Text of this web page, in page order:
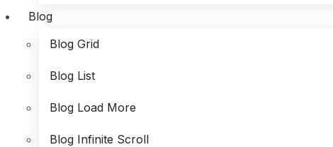
Blog
Blog Grid
Blog List
Blog Load More
Blog Infinite Scroll